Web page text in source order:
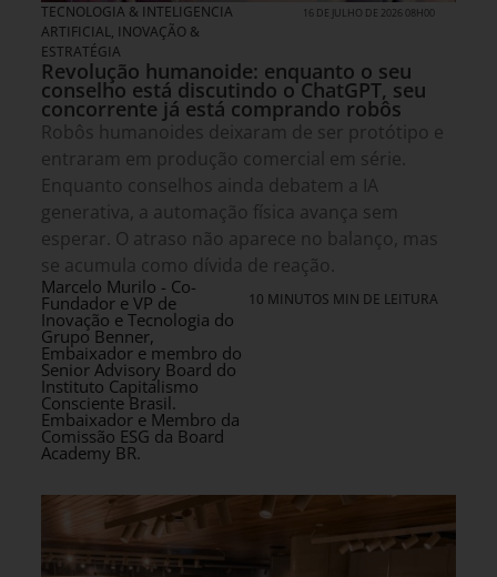
TECNOLOGIA & INTELIGENCIA
ARTIFICIAL, INOVAÇÃO &
ESTRATÉGIA
16 DE JULHO DE 2026 08H00
Revolução humanoide: enquanto o seu
conselho está discutindo o ChatGPT, seu
concorrente já está comprando robôs
Robôs humanoides deixaram de ser protótipo e
entraram em produção comercial em série.
Enquanto conselhos ainda debatem a IA
generativa, a automação física avança sem
esperar. O atraso não aparece no balanço, mas
se acumula como dívida de reação.
Marcelo Murilo - Co-
Fundador e VP de
Inovação e Tecnologia do
Grupo Benner,
Embaixador e membro do
Senior Advisory Board do
Instituto Capitalismo
Consciente Brasil.
Embaixador e Membro da
Comissão ESG da Board
Academy BR.
10 MINUTOS MIN DE LEITURA